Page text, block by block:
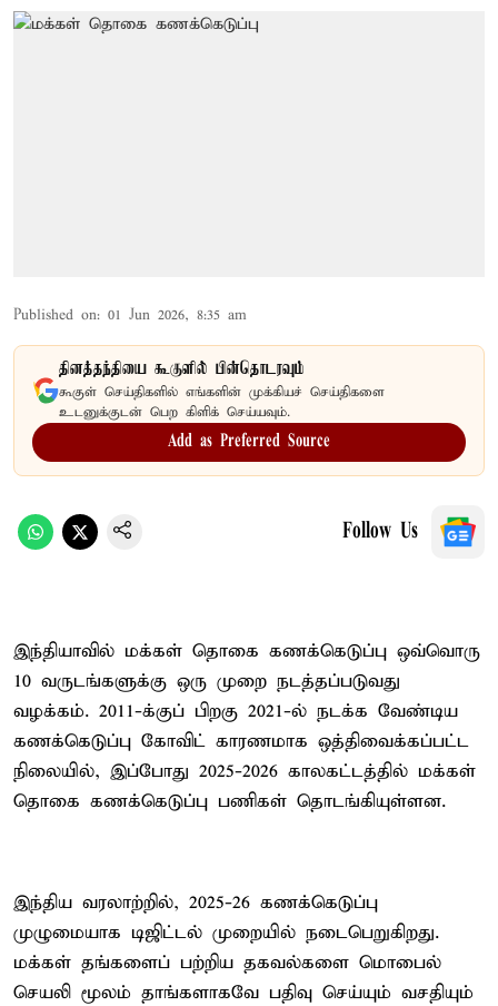
Published on: 01 Jun 2026, 8:35 am
தினத்தந்தியை கூகுளில் பின்தொடரவும்
கூகுள் செய்திகளில் எங்களின் முக்கியச் செய்திகளை
உடனுக்குடன் பெற கிளிக் செய்யவும்.
Add as Preferred Source
Follow Us
இந்தியாவில் மக்கள் தொகை கணக்கெடுப்பு ஒவ்வொரு
10 வருடங்களுக்கு ஒரு முறை நடத்தப்படுவது
வழக்கம். 2011-க்குப் பிறகு 2021-ல் நடக்க வேண்டிய
கணக்கெடுப்பு கோவிட் காரணமாக ஒத்திவைக்கப்பட்ட
நிலையில், இப்போது 2025-2026 காலகட்டத்தில் மக்கள்
தொகை கணக்கெடுப்பு பணிகள் தொடங்கியுள்ளன.
இந்திய வரலாற்றில், 2025-26 கணக்கெடுப்பு
முழுமையாக டிஜிட்டல் முறையில் நடைபெறுகிறது.
மக்கள் தங்களைப் பற்றிய தகவல்களை மொபைல்
செயலி மூலம் தாங்களாகவே பதிவு செய்யும் வசதியும்